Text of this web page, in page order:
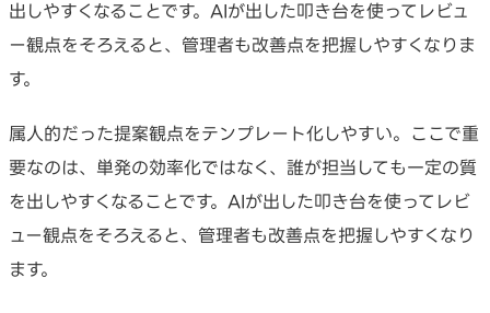
出しやすくなることです。AIが出した叩き台を使ってレビュ
ー観点をそろえると、管理者も改善点を把握しやすくなりま
す。
属人的だった提案観点をテンプレート化しやすい。ここで重
要なのは、単発の効率化ではなく、誰が担当しても一定の質
を出しやすくなることです。AIが出した叩き台を使ってレビ
ュー観点をそろえると、管理者も改善点を把握しやすくなり
ます。